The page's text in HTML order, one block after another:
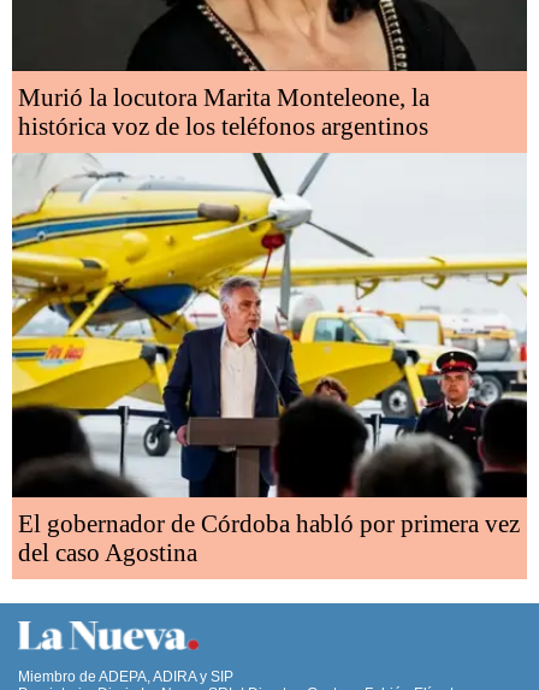
Murió la locutora Marita Monteleone, la
histórica voz de los teléfonos argentinos
El gobernador de Córdoba habló por primera vez
del caso Agostina
Miembro de ADEPA, ADIRA y SIP